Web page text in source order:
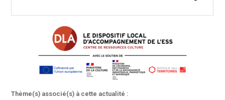
Thème(s) associé(s) à cette actualité :